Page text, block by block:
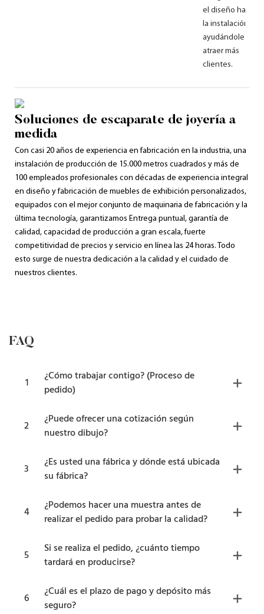
el diseño hasta
la instalación,
ayudándole a
atraer más
clientes.
Soluciones de escaparate de joyería a
medida
Con casi 20 años de experiencia en fabricación en la industria, una
instalación de producción de 15.000 metros cuadrados y más de
100 empleados profesionales con décadas de experiencia integral
en diseño y fabricación de muebles de exhibición personalizados,
equipados con el mejor conjunto de maquinaria de fabricación y la
última tecnología, garantizamos Entrega puntual, garantía de
calidad, capacidad de producción a gran escala, fuerte
competitividad de precios y servicio en línea las 24 horas. Todo
esto surge de nuestra dedicación a la calidad y el cuidado de
nuestros clientes.
FAQ
1
¿Cómo trabajar contigo? (Proceso de
pedido)
2
¿Puede ofrecer una cotización según
nuestro dibujo?
3
¿Es usted una fábrica y dónde está ubicada
su fábrica?
4
¿Podemos hacer una muestra antes de
realizar el pedido para probar la calidad?
5
Si se realiza el pedido, ¿cuánto tiempo
tardará en producirse?
6
¿Cuál es el plazo de pago y depósito más
seguro?